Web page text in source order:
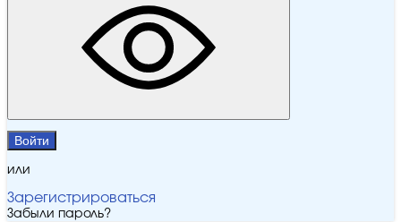
Войти
или
Зарегистрироваться
Забыли пароль?